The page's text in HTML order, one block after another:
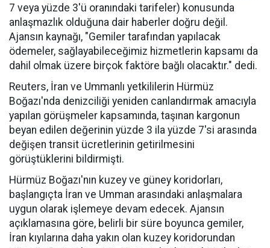
7 veya yüzde 3'ü oranındaki tarifeler) konusunda
anlaşmazlık olduğuna dair haberler doğru değil.
Ajansın kaynağı, "Gemiler tarafından yapılacak
ödemeler, sağlayabileceğimiz hizmetlerin kapsamı da
dahil olmak üzere birçok faktöre bağlı olacaktır." dedi.
Reuters, İran ve Ummanlı yetkililerin Hürmüz
Boğazı'nda denizciliği yeniden canlandırmak amacıyla
yapılan görüşmeler kapsamında, taşınan kargonun
beyan edilen değerinin yüzde 3 ila yüzde 7'si arasında
değişen transit ücretlerinin getirilmesini
görüştüklerini bildirmişti.
Hürmüz Boğazı'nın kuzey ve güney koridorları,
başlangıçta İran ve Umman arasındaki anlaşmalara
uygun olarak işlemeye devam edecek. Ajansın
açıklamasına göre, belirli bir süre boyunca gemiler,
İran kıyılarına daha yakın olan kuzey koridorundan